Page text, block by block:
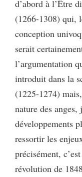
d’abord à l’Être
(1266-1308) qui,
conception
serait
l’argumentation
introduit dans la
(1225-1274)
nature des
développements
ressortir les
précisément,
révolution de